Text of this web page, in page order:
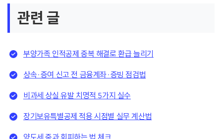
관련 글
부양가족 인적공제 중복 해결로 환급 늘리기
상속·증여 신고 전 금융계좌·증빙 점검법
비과세 상실 유발 치명적 5가지 실수
장기보유특별공제 적용 시점별 실무 계산법